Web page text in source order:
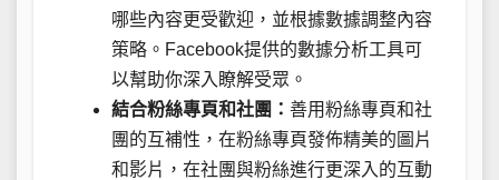
哪些內容更受歡迎，並根據數據調整內容
策略。Facebook提供的數據分析工具可
以幫助你深入瞭解受眾。
結合粉絲專頁和社團： 善用粉絲專頁和社
團的互補性，在粉絲專頁發佈精美的圖片
和影片，在社團與粉絲進行更深入的互動